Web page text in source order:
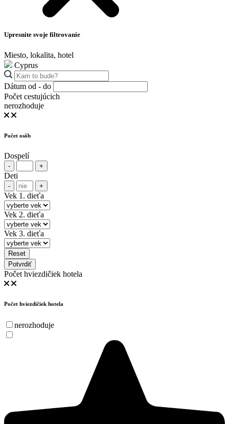
Upresnite svoje filtrovanie
Miesto, lokalita, hotel
Cyprus
Dátum od - do
Počet cestujúcich
nerozhoduje
Počet osôb
Dospelí
- +
Deti
- +
Vek 1. dieťa
Vek 2. dieťa
Vek 3. dieťa
Reset
Potvrdiť
Počet hviezdičiek hotela
Počet hviezdičiek hotela
nerozhoduje